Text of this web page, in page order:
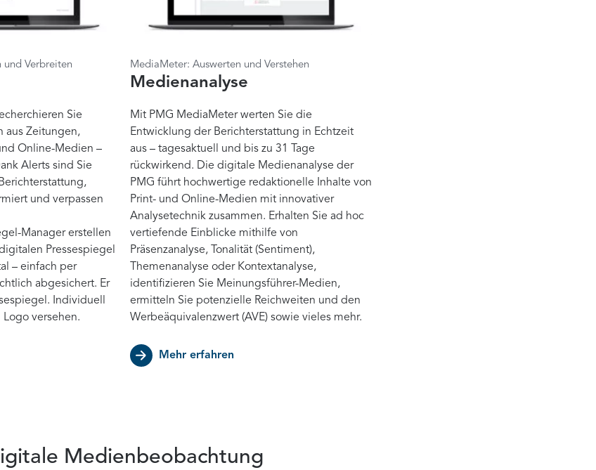
Verbreiten
Sie
aus Zeitungen,
Online-Medien –
Alerts sind Sie
und verpassen
Manager erstellen
Pressespiegel
– einfach per
abgesichert. Er
Individuell
versehen.
MediaMeter: Auswerten und Verstehen
Medienanalyse
Mit PMG MediaMeter werten Sie die
Entwicklung der Berichterstattung in Echtzeit
aus – tagesaktuell und bis zu 31 Tage
rückwirkend. Die digitale Medienanalyse der
PMG führt hochwertige redaktionelle Inhalte von
Print- und Online-Medien mit innovativer
Analysetechnik zusammen. Erhalten Sie ad hoc
vertiefende Einblicke mithilfe von
Präsenzanalyse, Tonalität (Sentiment),
Themenanalyse oder Kontextanalyse,
identifizieren Sie Meinungsführer-Medien,
ermitteln Sie potenzielle Reichweiten und den
Werbeäquivalenzwert (AVE) sowie vieles mehr.
Mehr erfahren
Medienbeobachtung